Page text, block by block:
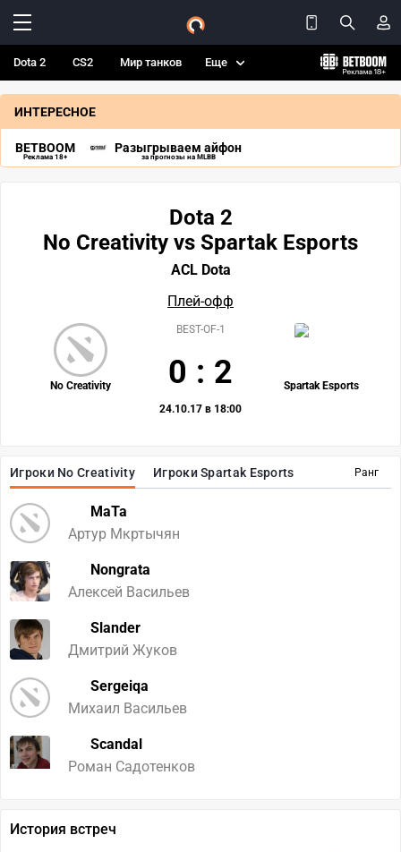
Dota 2 CS2 Мир танков Еще
ИНТЕРЕСНОЕ
BETBOOM
Реклама 18+
Разыгрываем айфон
за прогнозы на MLBB
Ранг
Игроки No Creativity Игроки Spartak Esports
MaTa
Артур Мкртычян
Nongrata
Алексей Васильев
Slander
Дмитрий Жуков
Sergeiqa
Михаил Васильев
Scandal
Роман Садотенков
Dota 2
No Creativity vs Spartak Esports
ACL Dota
Плей-офф
No Creativity Spartak Esports
BEST-OF-1
0 : 2
24.10.17 в 18:00
История встреч